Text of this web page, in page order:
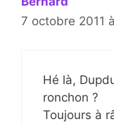
7 octobre 2011
Hé là,
ronchon ?
Toujours à